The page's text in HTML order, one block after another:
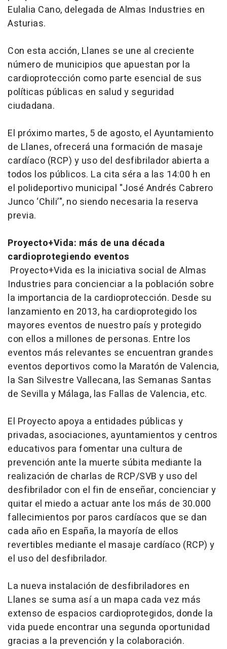
Eulalia Cano, delegada de Almas Industries en
Asturias.
Con esta acción, Llanes se une al creciente
número de municipios que apuestan por la
cardioprotección como parte esencial de sus
políticas públicas en salud y seguridad
ciudadana.
El próximo martes, 5 de agosto, el Ayuntamiento
de Llanes, ofrecerá una formación de masaje
cardíaco (RCP) y uso del desfibrilador abierta a
todos los públicos. La cita séra a las 14:00 h en
el polideportivo municipal "José Andrés Cabrero
Junco ‘Chili’", no siendo necesaria la reserva
previa.
Proyecto+Vida: más de una década
cardioprotegiendo eventos
Proyecto+Vida es la iniciativa social de Almas
Industries para concienciar a la población sobre
la importancia de la cardioprotección. Desde su
lanzamiento en 2013, ha cardioprotegido los
mayores eventos de nuestro país y protegido
con ellos a millones de personas. Entre los
eventos más relevantes se encuentran grandes
eventos deportivos como la Maratón de Valencia,
la San Silvestre Vallecana, las Semanas Santas
de Sevilla y Málaga, las Fallas de Valencia, etc.
El Proyecto apoya a entidades públicas y
privadas, asociaciones, ayuntamientos y centros
educativos para fomentar una cultura de
prevención ante la muerte súbita mediante la
realización de charlas de RCP/SVB y uso del
desfibrilador con el fin de enseñar, concienciar y
quitar el miedo a actuar ante los más de 30.000
fallecimientos por paros cardíacos que se dan
cada año en España, la mayoría de ellos
revertibles mediante el masaje cardíaco (RCP) y
el uso del desfibrilador.
La nueva instalación de desfibriladores en
Llanes se suma así a un mapa cada vez más
extenso de espacios cardioprotegidos, donde la
vida puede encontrar una segunda oportunidad
gracias a la prevención y la colaboración.